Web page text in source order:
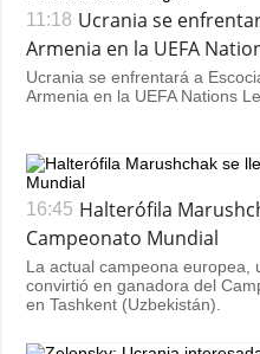
11:18 Ucrania se
Armenia en la UEFA
Ucrania se enfrentará a
Armenia en la UEFA Nations
16:45 Halterófila
Campeonato Mundial
La actual campeona europea,
convirtió en ganadora del
en Tashkent (Uzbekistán).